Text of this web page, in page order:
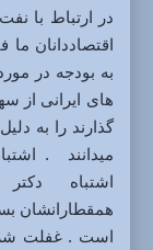
در ارتباط با
اقتصاددانان
به بودجه در
های ایرانی از
گذارند را به
میدانند .
اشتباه
همقطارانشان
است . غفلت